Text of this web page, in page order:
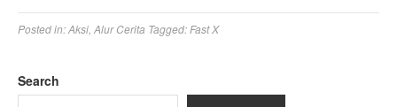
Posted in:Aksi Alur Cerita Tagged: Fast X
Search